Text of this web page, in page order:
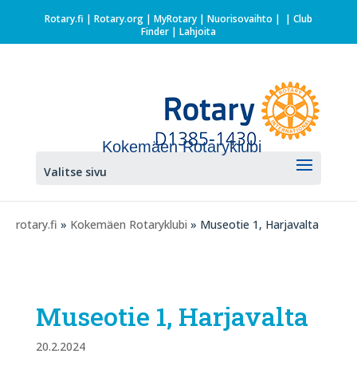
Rotary.fi | Rotary.org| MyRotary | Nuorisovaihto | | Club
Finder| Lahjoita
Kokemäen Rotaryklubi
Valitse sivu
rotary.fi » Kokemäen Rotaryklubi » Museotie 1, Harjavalta
Museotie 1, Harjavalta
20.2.2024